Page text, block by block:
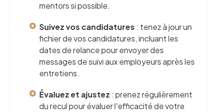
mentors si possible.
Suivez vos candidatures : tenez à jour un
fichier de vos candidatures, incluant les
dates de relance pour envoyer des
messages de suivi aux employeurs après les
entretiens.
Évaluez et ajustez : prenez régulièrement
du recul pour évaluer l'efficacité de votre